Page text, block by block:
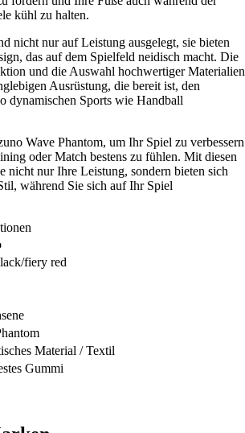
kühl zu halten.
nicht nur auf Leistung ausgelegt, sie bieten
das auf dem Spielfeld neidisch macht. Die
und die Auswahl hochwertiger Materialien
Ausrüstung, die bereit ist, den
dynamischen Sports wie Handball
Wave Phantom, um Ihr Spiel zu verbessern
oder Match bestens zu fühlen. Mit diesen
nicht nur Ihre Leistung, sondern bieten sich
während Sie sich auf Ihr Spiel
fiery red
Material / Textil
Gummi